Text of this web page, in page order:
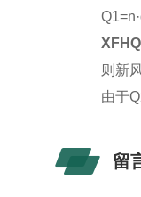
则新风
由于Q2
留